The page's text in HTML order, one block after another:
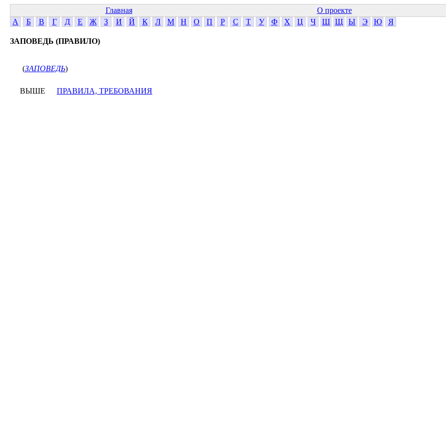
Главная О проекте
А
Б В Г Д Е Ж З И Й К Л М Н О П Р С Т У Ф Х Ц Ч Ш Щ Ы Э Ю Я
ЗАПОВЕДЬ (ПРАВИЛО)
(ЗАПОВЕДЬ)
ВЫШЕ ПРАВИЛА, ТРЕБОВАНИЯ